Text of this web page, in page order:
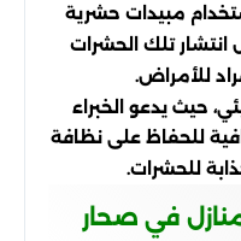
مبيدات حشرية
انتشار تلك الحشرات
للأمراض.
حيث يدعو الخبراء
للحفاظ على نظافة
للحشرات.
في صحار